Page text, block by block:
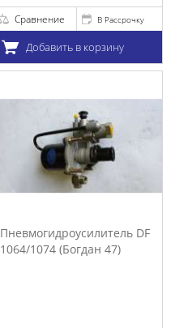
Сравнение В Рассрочку
Добавить в корзину
Пневмогидроусилитель DF
1064/1074 (Богдан 47)